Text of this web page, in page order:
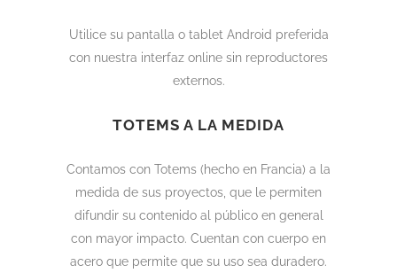
Utilice su pantalla o tablet Android preferida
con nuestra interfaz online sin reproductores
externos.
TOTEMS A LA MEDIDA
Contamos con Totems (hecho en Francia) a la
medida de sus proyectos, que le permiten
difundir su contenido al público en general
con mayor impacto. Cuentan con cuerpo en
acero que permite que su uso sea duradero.